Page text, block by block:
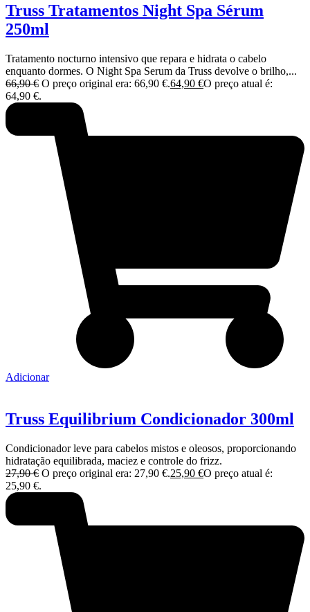
Truss Tratamentos Night Spa Sérum
250ml
Tratamento nocturno intensivo que repara e hidrata o cabelo
enquanto dormes. O Night Spa Serum da Truss devolve o brilho,...
66,90€ O preço original era: 66,90 €.64,90 €O preço atual é:
64,90 €.
Adicionar
Truss Equilibrium Condicionador 300ml
Condicionador leve para cabelos mistos e oleosos, proporcionando
hidratação equilibrada, maciez e controle do frizz.
27,90€ O preço original era: 27,90 €.25,90 €O preço atual é:
25,90 €.